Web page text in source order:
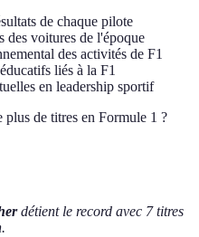
de chaque pilote
des voitures de l'époque
des activités de F1
liés à la F1
en leadership sportif
plus de titres en Formule 1 ?
détient le record avec 7 titres